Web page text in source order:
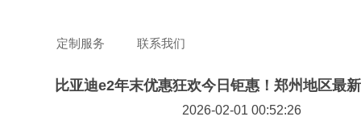
定制服务 联系我们
比亚迪e2年末优惠狂欢今日钜惠！郑州地区最
2026-02-01 00:52:26